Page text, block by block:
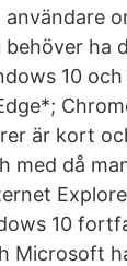
användare
ha
10
är kort
med då
10
Microsoft